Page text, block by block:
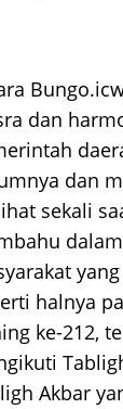
dan
dan
sekali
halnya
ke-212,
Akbar